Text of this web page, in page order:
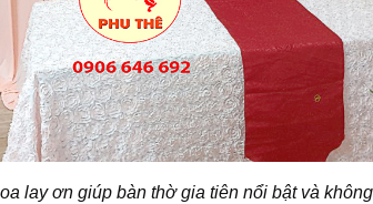
lay ơn giúp bàn thờ gia tiên nổi bật và